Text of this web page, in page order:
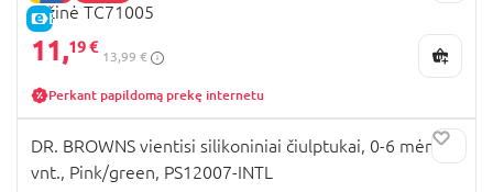
E-KAINA
rožinė TC71005
11,19 €
13,99 €
Perkant papildomą prekę internetu
DR. BROWNS vientisi silikoniniai čiulptukai, 0-6 mėn., 2
vnt., Pink/green, PS12007-INTL